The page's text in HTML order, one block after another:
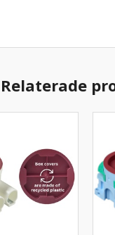
Relaterade